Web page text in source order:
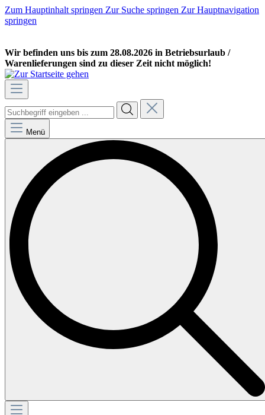
Zum Hauptinhalt springen Zur Suche springen Zur Hauptnavigation
springen
Wir befinden uns bis zum 28.08.2026 in Betriebsurlaub /
Warenlieferungen sind zu dieser Zeit nicht möglich!
Menü